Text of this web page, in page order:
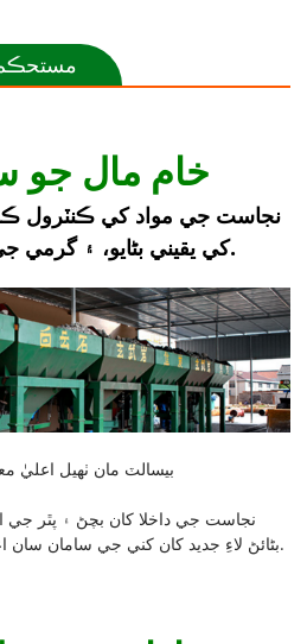
مستحڪم
خام مال
نجاست جي مواد کي ڪنٽرول
کي يقيني بڻايو، ۽ گرمي جي مزاحمت کي بهتر بڻايو.
1. بيسالٽ مان ٺهيل
بڻائڻ لاءِ جديد کان کني جي سامان سان اعليٰ معيار جي معدنيات چونڊيو.